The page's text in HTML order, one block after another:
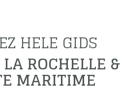
HELE GIDS
ROCHELLE &
MARITIME